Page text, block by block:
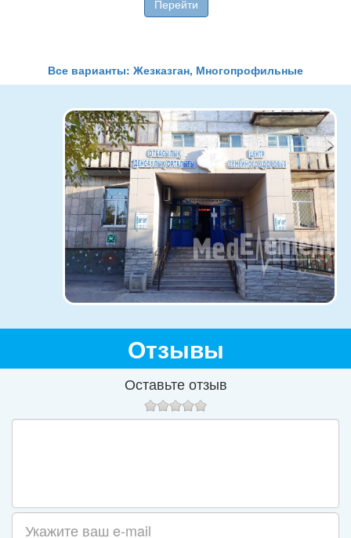
Перейти
Все варианты: Жезказган, Многопрофильные
Отзывы
Оставьте отзыв